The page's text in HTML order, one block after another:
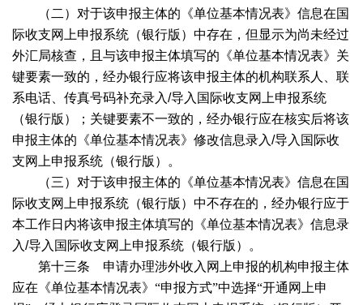
（二）对于该申报主体的《单位基本情况表》信息在国
际收支网上申报系统（银行版）中存在，但显示为尚未经过
外汇局核查，且与该申报主体填写的《单位基本情况表》关
键要素一致的，经办银行应将该申报主体的机构联系人、联
系电话、传真号码补充录入/导入国际收支网上申报系统
（银行版）；关键要素不一致的，经办银行应在核实后将该
申报主体的《单位基本情况表》修改信息录入/导入国际收
支网上申报系统（银行版）。
（三）对于该申报主体的《单位基本情况表》信息在国
际收支网上申报系统（银行版）中不存在的，经办银行应于
本工作日内将该申报主体填写的《单位基本情况表》信息录
入/导入国际收支网上申报系统（银行版）。
第十三条 申请办理涉外收入网上申报的机构申报主体
应在《单位基本情况表》“申报方式”中选择“开通网上申